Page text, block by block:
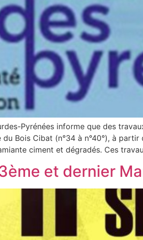
Pyrénées informe que des
Bois Cibat (n°34 à n°40°), à
ciment et dégradés. Ces
et dernier